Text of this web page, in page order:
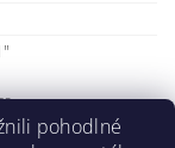
pohodlné